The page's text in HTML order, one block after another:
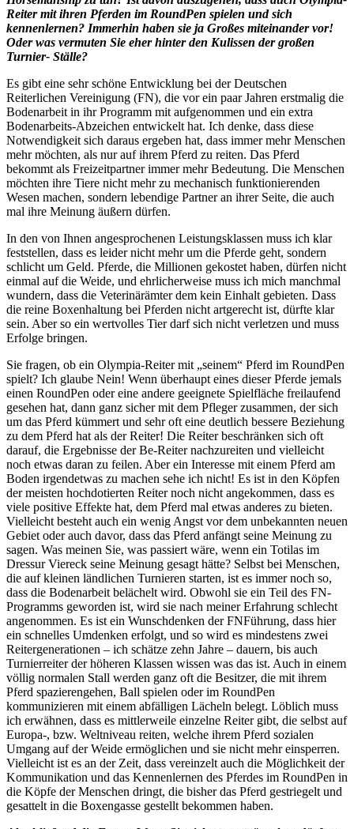
Reiter mit ihren Pferden im RoundPen spielen und sich
kennenlernen? Immerhin haben sie ja Großes miteinander vor!
Oder was vermuten Sie eher hinter den Kulissen der großen
Turnier- Ställe?
Es gibt eine sehr schöne Entwicklung bei der Deutschen
Reiterlichen Vereinigung (FN), die vor ein paar Jahren erstmalig die
Bodenarbeit in ihr Programm mit aufgenommen und ein extra
Bodenarbeits-Abzeichen entwickelt hat. Ich denke, dass diese
Notwendigkeit sich daraus ergeben hat, dass immer mehr Menschen
mehr möchten, als nur auf ihrem Pferd zu reiten. Das Pferd
bekommt als Freizeitpartner immer mehr Bedeutung. Die Menschen
möchten ihre Tiere nicht mehr zu mechanisch funktionierenden
Wesen machen, sondern lebendige Partner an ihrer Seite, die auch
mal ihre Meinung äußern dürfen.
In den von Ihnen angesprochenen Leistungsklassen muss ich klar
feststellen, dass es leider nicht mehr um die Pferde geht, sondern
schlicht um Geld. Pferde, die Millionen gekostet haben, dürfen nicht
einmal auf die Weide, und ehrlicherweise muss ich mich manchmal
wundern, dass die Veterinärämter dem kein Einhalt gebieten. Dass
die reine Boxenhaltung bei Pferden nicht artgerecht ist, dürfte klar
sein. Aber so ein wertvolles Tier darf sich nicht verletzen und muss
Erfolge bringen.
Sie fragen, ob ein Olympia-Reiter mit „seinem“ Pferd im RoundPen
spielt? Ich glaube Nein! Wenn überhaupt eines dieser Pferde jemals
einen RoundPen oder eine andere geeignete Spielfläche freilaufend
gesehen hat, dann ganz sicher mit dem Pfleger zusammen, der sich
um das Pferd kümmert und sehr oft eine deutlich bessere Beziehung
zu dem Pferd hat als der Reiter! Die Reiter beschränken sich oft
darauf, die Ergebnisse der Be-Reiter nachzureiten und vielleicht
noch etwas daran zu feilen. Aber ein Interesse mit einem Pferd am
Boden irgendetwas zu machen sehe ich nicht! Es ist in den Köpfen
der meisten hochdotierten Reiter noch nicht angekommen, dass es
viele positive Effekte hat, dem Pferd mal etwas anderes zu bieten.
Vielleicht besteht auch ein wenig Angst vor dem unbekannten neuen
Gebiet oder auch davor, dass das Pferd anfängt seine Meinung zu
sagen. Was meinen Sie, was passiert wäre, wenn ein Totilas im
Dressur Viereck seine Meinung gesagt hätte? Selbst bei Menschen,
die auf kleinen ländlichen Turnieren starten, ist es immer noch so,
dass die Bodenarbeit belächelt wird. Obwohl sie ein Teil des FN-
Programms geworden ist, wird sie nach meiner Erfahrung schlecht
angenommen. Es ist ein Wunschdenken der FNFührung, dass hier
ein schnelles Umdenken erfolgt, und so wird es mindestens zwei
Reitergenerationen – ich schätze zehn Jahre – dauern, bis auch
Turnierreiter der höheren Klassen wissen was das ist. Auch in einem
völlig normalen Stall werden ganz oft die Besitzer, die mit ihrem
Pferd spazierengehen, Ball spielen oder im RoundPen
kommunizieren mit einem abfälligen Lächeln belegt. Löblich muss
ich erwähnen, dass es mittlerweile einzelne Reiter gibt, die selbst auf
Europa-, bzw. Weltniveau reiten, welche ihrem Pferd sozialen
Umgang auf der Weide ermöglichen und sie nicht mehr einsperren.
Vielleicht ist es an der Zeit, dass vereinzelt auch die Möglichkeit der
Kommunikation und das Kennenlernen des Pferdes im RoundPen in
die Köpfe der Menschen dringt, die bisher das Pferd gestriegelt und
gesattelt in die Boxengasse gestellt bekommen haben.